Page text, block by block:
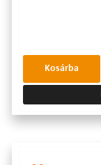
Kosárba